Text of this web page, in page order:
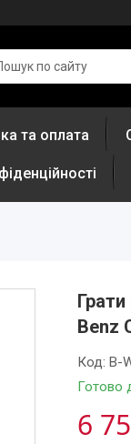
та оплата
Benz
Готово
Код: B-
6